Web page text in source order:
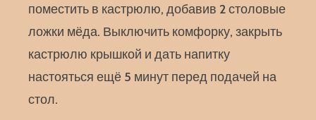
поместить в кастрюлю, добавив 2 столовые
ложки мёда. Выключить комфорку, закрыть
кастрюлю крышкой и дать напитку
настояться ещё 5 минут перед подачей на
стол.